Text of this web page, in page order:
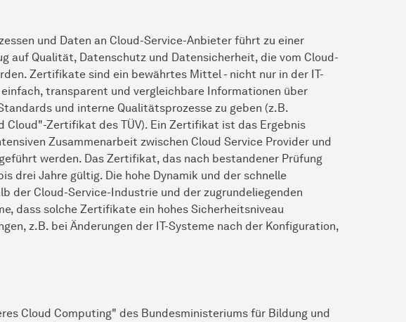
und Daten an Cloud-Service-Anbieter führt zu einer
auf Qualität, Datenschutz und Datensicherheit, die vom Cloud-
Zertifikate sind ein bewährtes Mittel - nicht nur in der IT-
einfach, transparent und vergleichbare Informationen über
und interne Qualitätsprozesse zu geben (z.B.
Cloud"-Zertifikat des TÜV). Ein Zertifikat ist das Ergebnis
Zusammenarbeit zwischen Cloud Service Provider und
werden. Das Zertifikat, das nach bestandener Prüfung
drei Jahre gültig. Die hohe Dynamik und der schnelle
der Cloud-Service-Industrie und der zugrundeliegenden
dass solche Zertifikate ein hohes Sicherheitsniveau
z.B. bei Änderungen der IT-Systeme nach der Konfiguration,
Cloud Computing" des Bundesministeriums für Bildung und